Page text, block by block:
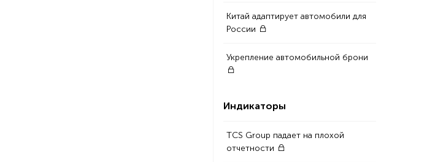
Китай адаптирует автомобили для
России
Укрепление автомобильной брони
Индикаторы
TCS Group падает на плохой
отчетности